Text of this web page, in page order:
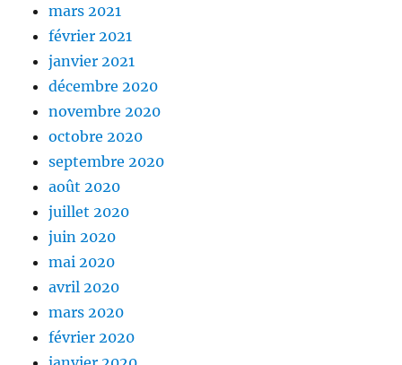
mars 2021
février 2021
janvier 2021
décembre 2020
novembre 2020
octobre 2020
septembre 2020
août 2020
juillet 2020
juin 2020
mai 2020
avril 2020
mars 2020
février 2020